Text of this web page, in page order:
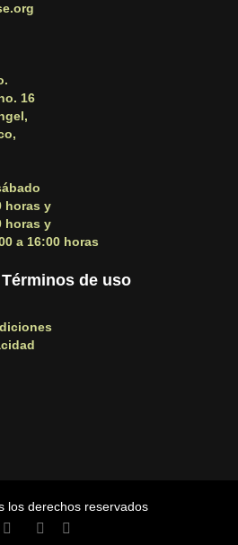
16
horas y
horas y
a 16:00 horas
de uso
los derechos reservados